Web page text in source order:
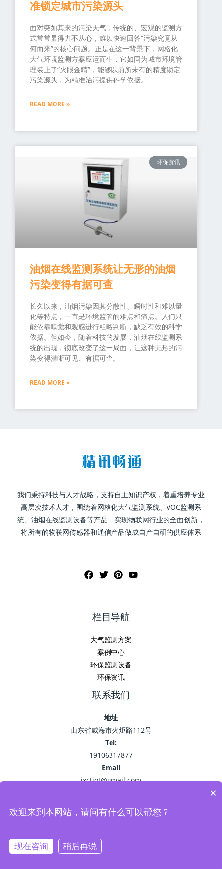
准锁定城市污染源头
面对突如其来的污染天气，传统的、宏观的监测方
式常常显得力不从心，难以快速回答“污染究竟从
何而来”的核心问题。正是在这一背景下，网格化
大气环境监测方案应运而生，它如同为城市环境管
理装上了“火眼金睛”，能够以前所未有的精度锁定
污染源头，为精准治污提供科学依据。
READ MORE »
环保资讯
油烟在线监测系统让无形的油烟
污染变得有据可查
长久以来，油烟污染因其分散性、瞬时性和难以量
化等特点，一直是环境监管的难点和痛点。人们只
能依靠嗅觉和观感进行粗略判断，缺乏有效的科学
依据。但如今，随着科技的发展，油烟在线监测系
统的出现，彻底改变了这一局面，让这种无形的污
染变得清晰可见、有据可查。
READ MORE »
我们秉持科技与人才战略，支持自主知识产权，着重培养专业
高层次技术人才，围绕着网格化大气监测系统、VOC监测系
统、油烟在线监测设备等产品，实现物联网行业的全面创新，
将所有的物联网传感器和通信产品做成自产自研的供应体系
栏目导航
大气监测方案
案例中心
环保监测设备
环保资讯
联系我们
地址
山东省威海市火炬路112号
Tel:
19106317877
Email
jxctiot@gmail.com
Powered by 环保监测_空气污染监测_VOC油烟监测系统-精讯畅通
×
欢迎来到本网站，请问有什么可以帮您？
现在咨询 稍后再说